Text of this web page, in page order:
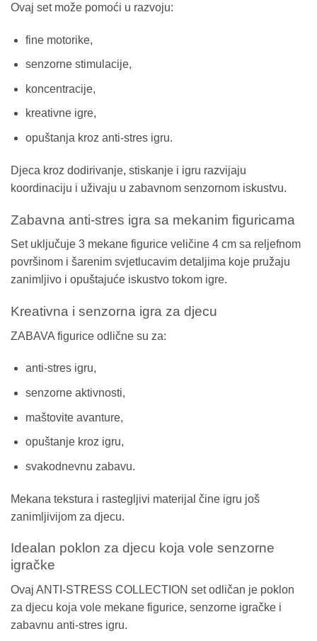
Ovaj set može pomoći u razvoju:
fine motorike,
senzorne stimulacije,
koncentracije,
kreativne igre,
opuštanja kroz anti-stres igru.
Djeca kroz dodirivanje, stiskanje i igru razvijaju
koordinaciju i uživaju u zabavnom senzornom iskustvu.
Zabavna anti-stres igra sa mekanim figuricama
Set uključuje 3 mekane figurice veličine 4 cm sa reljefnom
površinom i šarenim svjetlucavim detaljima koje pružaju
zanimljivo i opuštajuće iskustvo tokom igre.
Kreativna i senzorna igra za djecu
ZABAVA figurice odlične su za:
anti-stres igru,
senzorne aktivnosti,
maštovite avanture,
opuštanje kroz igru,
svakodnevnu zabavu.
Mekana tekstura i rastegljivi materijal čine igru još
zanimljivijom za djecu.
Idealan poklon za djecu koja vole senzorne
igračke
Ovaj ANTI-STRESS COLLECTION set odličan je poklon
za djecu koja vole mekane figurice, senzorne igračke i
zabavnu anti-stres igru.